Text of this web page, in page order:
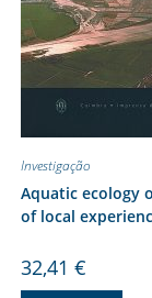
Investigação
Aquatic ecology
of local
32,41 €